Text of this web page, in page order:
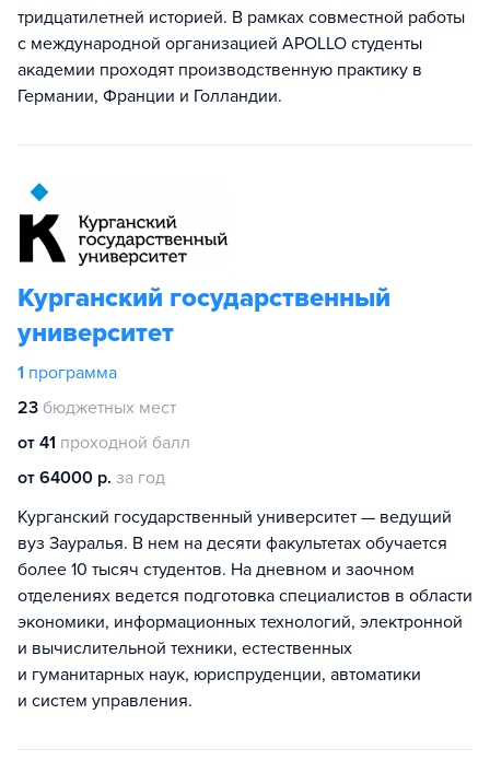
тридцатилетней историей. В рамках совместной работы
с международной организацией APOLLO студенты
академии проходят производственную практику в
Германии, Франции и Голландии.
Курганский государственный
университет
1 программа
23 бюджетных мест
от 41 проходной балл
от 64000 р. за год
Курганский государственный университет — ведущий
вуз Зауралья. В нем на десяти факультетах обучается
более 10 тысяч студентов. На дневном и заочном
отделениях ведется подготовка специалистов в области
экономики, информационных технологий, электронной
и вычислительной техники, естественных
и гуманитарных наук, юриспруденции, автоматики
и систем управления.